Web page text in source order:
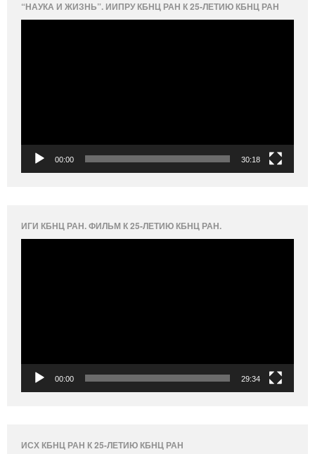
“НАУКА И ЖИЗНЬ”. ИИПРУ КБНЦ РАН К 25-ЛЕТИЮ КБНЦ РАН
00:00 30:18
ИГИ КБНЦ РАН. ФИЛЬМ К 25-ЛЕТИЮ КБНЦ РАН.
00:00 29:34
ИСХ КБНЦ РАН К 25-ЛЕТИЮ КБНЦ РАН